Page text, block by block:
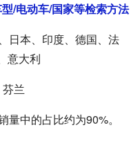
/电动车/国家等检索方法
日本、印度、德国、法
意大利
兰
中的占比约为90%。